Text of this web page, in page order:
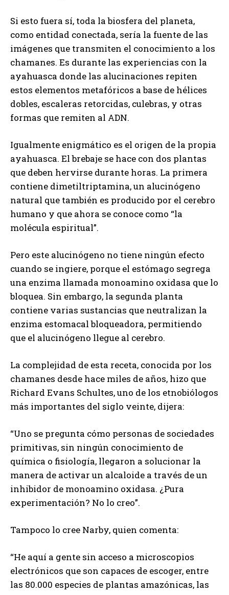
Si esto fuera sí, toda la biosfera del planeta,
como entidad conectada, sería la fuente de las
imágenes que transmiten el conocimiento a los
chamanes. Es durante las experiencias con la
ayahuasca donde las alucinaciones repiten
estos elementos metafóricos a base de hélices
dobles, escaleras retorcidas, culebras, y otras
formas que remiten al ADN.
Igualmente enigmático es el origen de la propia
ayahuasca. El brebaje se hace con dos plantas
que deben hervirse durante horas. La primera
contiene dimetiltriptamina, un alucinógeno
natural que también es producido por el cerebro
humano y que ahora se conoce como “la
molécula espiritual”.
Pero este alucinógeno no tiene ningún efecto
cuando se ingiere, porque el estómago segrega
una enzima llamada monoamino oxidasa que lo
bloquea. Sin embargo, la segunda planta
contiene varias sustancias que neutralizan la
enzima estomacal bloqueadora, permitiendo
que el alucinógeno llegue al cerebro.
La complejidad de esta receta, conocida por los
chamanes desde hace miles de años, hizo que
Richard Evans Schultes, uno de los etnobiólogos
más importantes del siglo veinte, dijera:
“Uno se pregunta cómo personas de sociedades
primitivas, sin ningún conocimiento de
química o fisiología, llegaron a solucionar la
manera de activar un alcaloide a través de un
inhibidor de monoamino oxidasa. ¿Pura
experimentación? No lo creo”.
Tampoco lo cree Narby, quien comenta:
“He aquí a gente sin acceso a microscopios
electrónicos que son capaces de escoger, entre
las 80.000 especies de plantas amazónicas, las